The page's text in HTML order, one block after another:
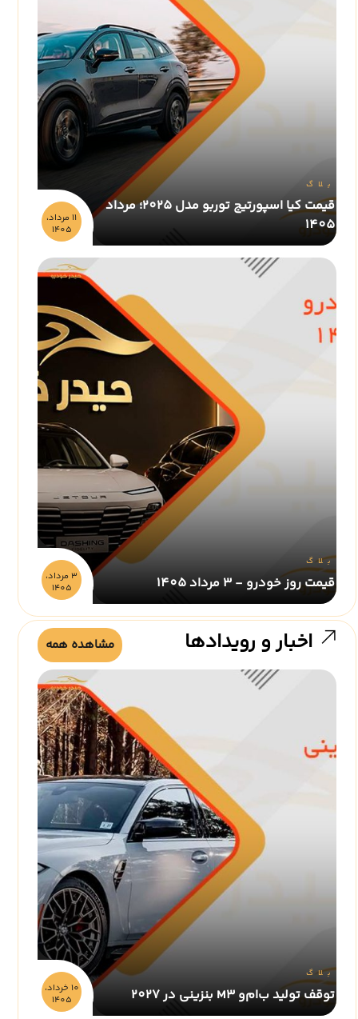
بلاگ
قیمت کیا اسپورتیج توربو مدل 2025؛ مرداد
1405
11 مرداد،
1405
بلاگ
قیمت روز خودرو - 3 مرداد 1405
3 مرداد،
1405
اخبار و رویدادها مشاهده همه
بلاگ
توقف تولید ب‌ام‌و M3 بنزینی در 2027
10 خرداد،
1405